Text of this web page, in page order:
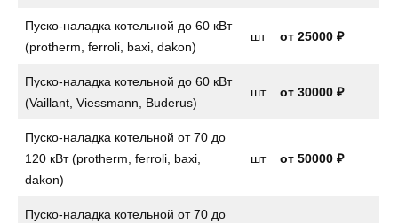
Пуско-наладка котельной до 60 кВт
(protherm, ferroli, baxi, dakon)
шт от 25000 ₽
Пуско-наладка котельной до 60 кВт
(Vaillant, Viessmann, Buderus)
шт от 30000 ₽
Пуско-наладка котельной от 70 до
120 кВт (protherm, ferroli, baxi,
dakon)
шт от 50000 ₽
Пуско-наладка котельной от 70 до